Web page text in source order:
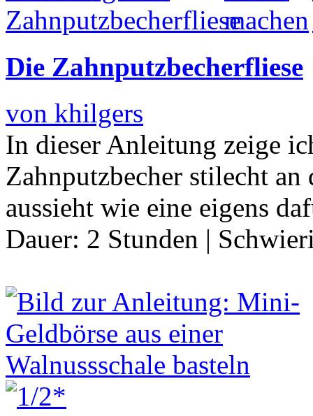
Die Zahnputzbecherfliese
von khilgers
In dieser Anleitung zeige
Zahnputzbecher stilecht an
aussieht wie eine eigens
Dauer: 2 Stunden |